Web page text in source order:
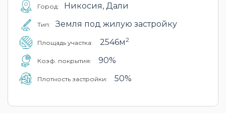
Город: Никосия, Дали
Тип: Земля под жилую застройку
Площадь участка: 2546м2
Коэф. покрытия: 90%
Плотность застройки: 50%